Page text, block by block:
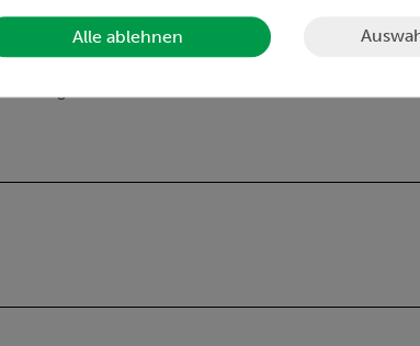
verkaufen. Lt. ChemVerbotsV dürfen wir
abgeben.
Alle ablehnen